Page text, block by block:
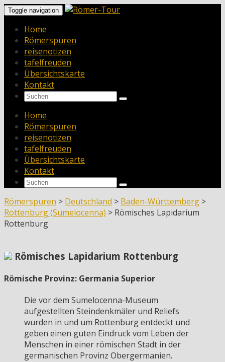
Toggle navigation
Home
Römerspuren
reisenotizen
tafelfreuden
Übersichtskarte
Kontakt
Home
Römerspuren
reisenotizen
tafelfreuden
Übersichtskarte
Kontakt
Römerspuren > Deutschland > Baden-Württemberg >
Rottenburg (Sumelocenna) > Römisches Lapidarium
Rottenburg
Römisches Lapidarium Rottenburg
Römische Provinz: Germania Superior
Die vor dem Sumelocenna-Museum
aufgestellten Steindenkmäler und Reliefs
wurden in und um Rottenburg entdeckt und
geben einen guten Eindruck vom Leben der
Menschen in einer römischen Stadt in der
germanischen Provinz Obergermanien.